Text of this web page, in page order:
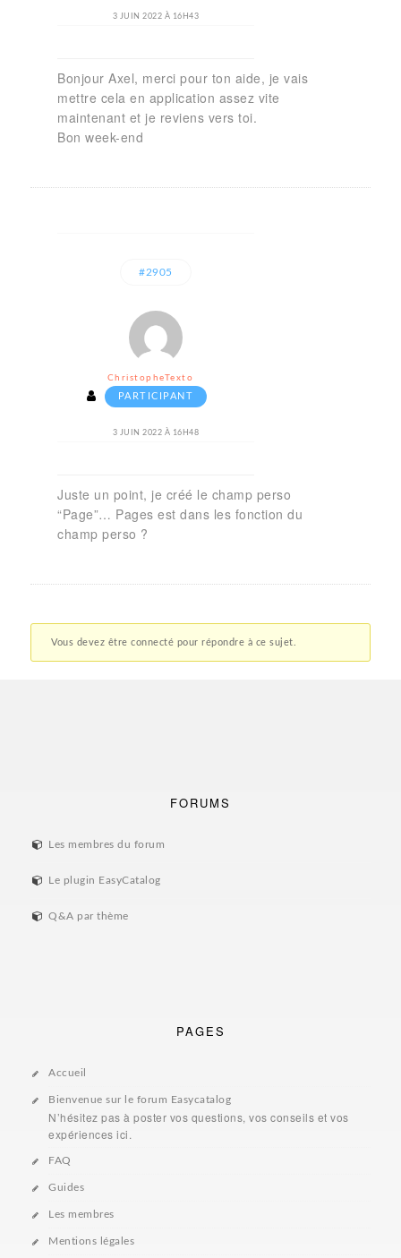
3 JUIN 2022 À 16H43
Bonjour Axel, merci pour ton aide, je vais
mettre cela en application assez vite
maintenant et je reviens vers toi.
Bon week-end
#2905
ChristopheTexto
PARTICIPANT
3 JUIN 2022 À 16H48
Juste un point, je créé le champ perso
“Page”… Pages est dans les fonction du
champ perso ?
Vous devez être connecté pour répondre à ce sujet.
FORUMS
Les membres du forum
Le plugin EasyCatalog
Q&A par thème
PAGES
Accueil
Bienvenue sur le forum Easycatalog
N’hésitez pas à poster vos questions, vos conseils et vos
expériences ici.
FAQ
Guides
Les membres
Mentions légales